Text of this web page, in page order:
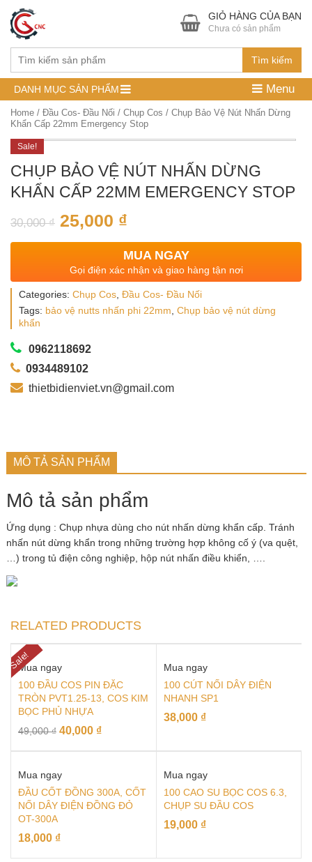
Tìm kiếm
GIỎ HÀNG CỦA BẠN
Chưa có sản phẩm
DANH MỤC SẢN PHẨM Menu
Home / Đầu Cos- Đầu Nối / Chụp Cos / Chụp Bảo Vệ Nút Nhấn Dừng
Khẩn Cấp 22mm Emergency Stop
Sale!
CHỤP BẢO VỆ NÚT NHẤN DỪNG
KHẨN CẤP 22MM EMERGENCY STOP
30,000₫ 25,000 ₫
MUA NGAY
Gọi điện xác nhận và giao hàng tận nơi
Categories: Chụp Cos Đầu Cos- Đầu Nối
Tags: bảo vệ nutts nhấn phi 22mm Chụp bảo vệ nút dừng
khẩn
0962118692
0934489102
thietbidienviet.vn@gmail.com
MÔ TẢ SẢN PHẨM
Mô tả sản phẩm
Ứng dụng : Chụp nhựa dùng cho nút nhấn dừng khẩn cấp. Tránh
nhấn nút dừng khẩn trong những trường hợp không cố ý (va quệt,
…) trong tủ điện công nghiệp, hộp nút nhấn điều khiển, ….
RELATED PRODUCTS
Sale!
Mua ngay
100 ĐẦU COS PIN ĐẶC
TRÒN PVT1.25-13, COS KIM
BỌC PHỦ NHỰA
49,000₫ 40,000 ₫
Mua ngay
100 CÚT NỐI DÂY ĐIỆN
NHANH SP1
38,000 ₫
Mua ngay
ĐẦU CỐT ĐỒNG 300A, CỐT
NỐI DÂY ĐIỆN ĐỒNG ĐỎ
OT-300A
18,000 ₫
Mua ngay
100 CAO SU BỌC COS 6.3,
CHỤP SU ĐẦU COS
19,000 ₫